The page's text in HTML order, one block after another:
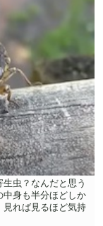
虫？なんだと思う
中身も半分ほどしか
見れば見るほど気持